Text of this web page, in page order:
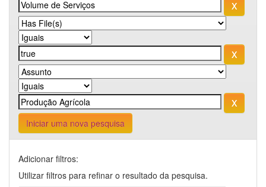
Iniciar uma nova pesquisa
Adicionar filtros:
Utilizar filtros para refinar o resultado da pesquisa.